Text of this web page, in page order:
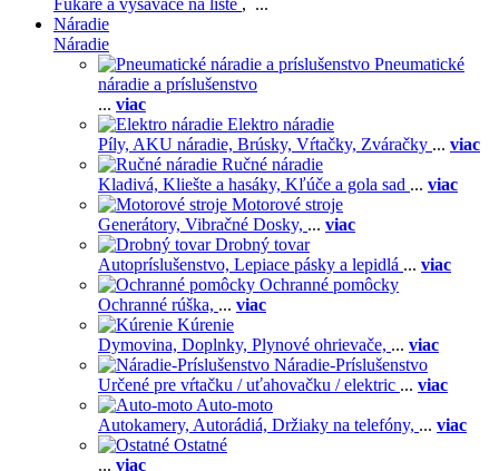
Fukáre a vysávače na líste , ...
Náradie
Náradie
Pneumatické
náradie a príslušenstvo
... viac
Elektro náradie
Píly, AKU náradie, Brúsky, Vŕtačky, Zváračky ... viac
Ručné náradie
Kladivá, Kliešte a hasáky, Kľúče a gola sad ... viac
Motorové stroje
Generátory, Vibračné Dosky, ... viac
Drobný tovar
Autopríslušenstvo, Lepiace pásky a lepidlá ... viac
Ochranné pomôcky
Ochranné rúška, ... viac
Kúrenie
Dymovina, Doplnky, Plynové ohrievače, ... viac
Náradie-Príslušenstvo
Určené pre vŕtačku / uťahovačku / elektric ... viac
Auto-moto
Autokamery, Autorádiá, Držiaky na telefóny, ... viac
Ostatné
... viac